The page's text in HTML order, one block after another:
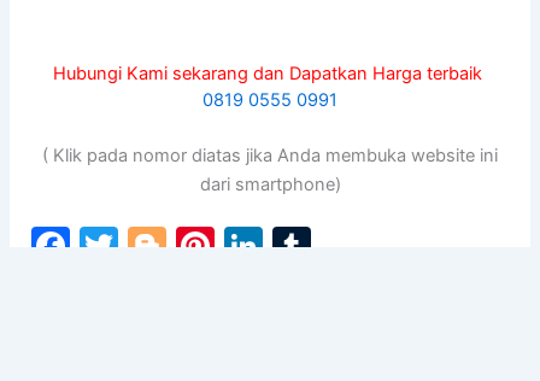
Hubungi Kami sekarang dan Dapatkan Harga terbaik
0819 0555 0991
( Klik pada nomor diatas jika Anda membuka website ini
dari smartphone)
F
T
Bl Pi Li